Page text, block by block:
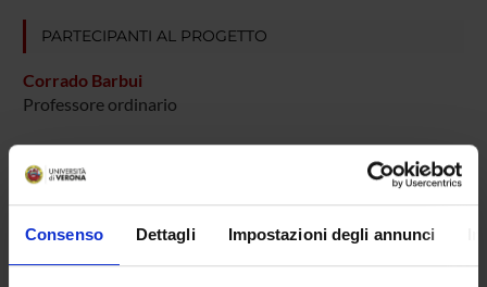
Consenso Dettagli Impostazioni degli annunci
PARTECIPANTI AL PROGETTO
Corrado Barbui
Professore ordinario
Psychiatry